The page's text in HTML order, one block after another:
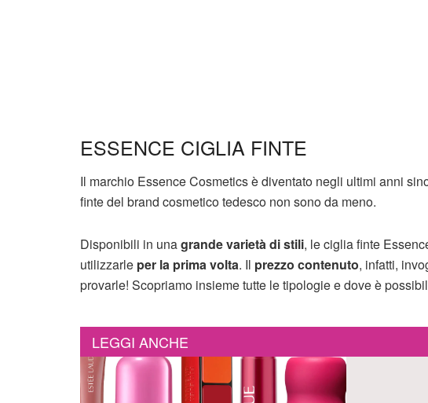
ESSENCE CIGLIA FINTE
Il marchio Essence Cosmetics è diventato negli ultimi anni
finte del brand cosmetico tedesco non sono da meno.
Disponibili in unagrandevarietà di stili, le ciglia finte
utilizzarle per la prima volta. Il prezzo contenuto, infatti,
provarle! Scopriamo insieme tutte le tipologie e dove è
LEGGI ANCHE